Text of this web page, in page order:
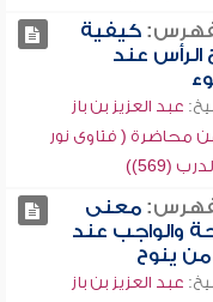
كيفية
عند
عبد العزيز بن باز
محاضرة ( فتاوى نور
(569))
معنى
والواجب عند
من ينوح
عبد العزيز بن باز